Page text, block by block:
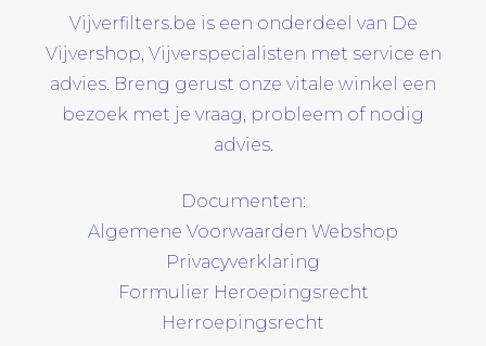
Vijverfilters.be is een onderdeel van De
Vijvershop, Vijverspecialisten met service en
advies. Breng gerust onze vitale winkel een
bezoek met je vraag, probleem of nodig
advies.
Documenten:
Algemene Voorwaarden Webshop
Privacyverklaring
Formulier Heroepingsrecht
Herroepingsrecht